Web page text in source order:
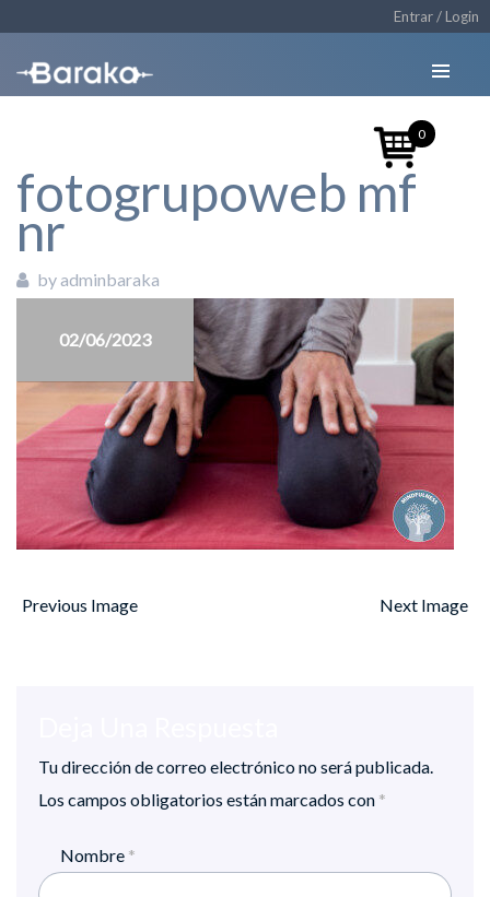
Entrar / Login
fotogrupoweb mf
nr
by adminbaraka
02/06/2023
Previous Image Next Image
Tu dirección de correo electrónico no será publicada.
Los campos obligatorios están marcados con *
Nombre *
0